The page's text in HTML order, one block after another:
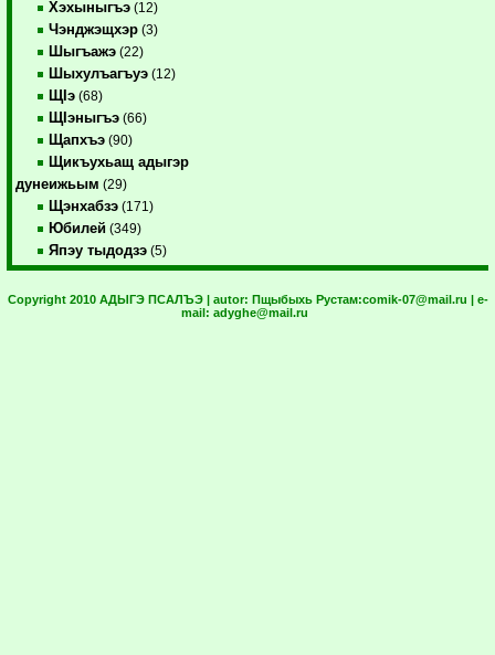
Хэхыныгъэ (12)
Чэнджэщхэр (3)
Шыгъажэ (22)
Шыхулъагъуэ (12)
ЩIэ (68)
ЩIэныгъэ (66)
Щапхъэ (90)
Щикъухьащ адыгэр
дунеижьым (29)
Щэнхабзэ (171)
Юбилей (349)
Япэу тыдодзэ (5)
Copyright 2010 АДЫГЭ ПСАЛЪЭ | autor: Пщыбыхь Рустам:comik-07@mail.ru | e-
mail: adyghe@mail.ru